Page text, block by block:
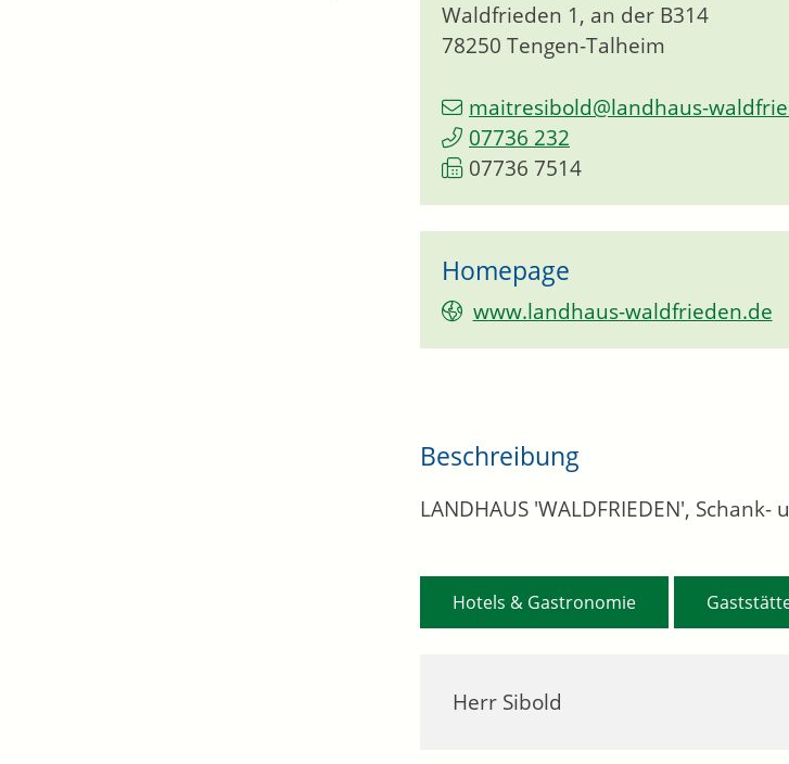
Waldfrieden 1, an der B314
78250 Tengen-Talheim
maitresibold@landhaus-
07736 232
07736 7514
Homepage
www.landhaus-waldfrieden.de
Herr Sibold
Beschreibung
LANDHAUS 'WALDFRIEDEN',
Hotels & Gastronomie